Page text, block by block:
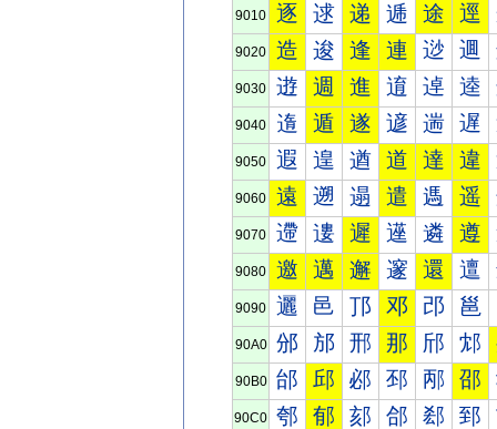
9010 逐 逑 递 逓 途 逕
9020 造 逡 逢 連 逤 逥
9030 逰 週 進 逳 逴 逵
9040 遀 遁 遂 遃 遄 遅
9050 遐 遑 遒 道 達 違
9060 遠 遡 遢 遣 遤 遥
9070 遰 遱 遲 遳 遴 遵
9080 邀 邁 邂 邃 還 邅
9090 邐 邑 邒 邓 邔 邕
90A0 邠 邡 邢 那 邤 邥
90B0 邰 邱 邲 邳 邴 邵
90C0 郀 郁 郂 郃 郄 郅